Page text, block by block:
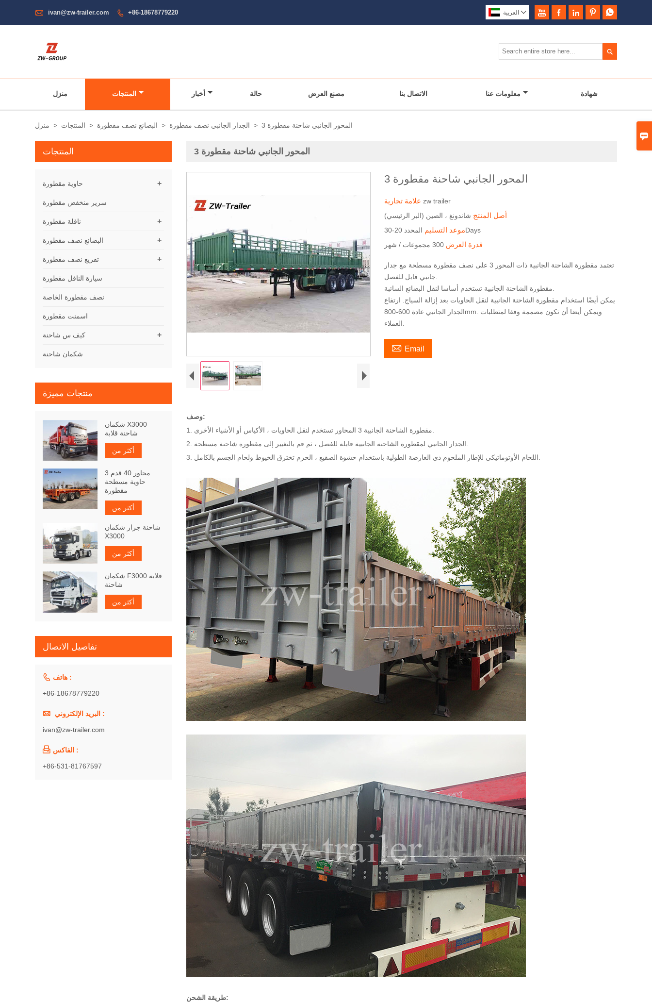

 ivan@zw-trailer.com  +86-18678779220      العربية 

منزل المنتجات أخبار حالة مصنع العرض الاتصال بنا معلومات عنا شهادة
منزل > المنتجات > البضائع نصف مقطورة > الجدار الجانبي نصف مقطورة > 3 المحور الجانبي شاحنة مقطورة
3 المحور الجانبي شاحنة مقطورة
3 المحور الجانبي شاحنة مقطورة
علامة تجاريةzw trailer
أصل المنتج شاندونغ ، الصين (البر الرئيسي)
موعد التسليمالمحدد 20-30Days
قدرة العرض 300 مجموعات / شهر
تعتمد مقطورة الشاحنة الجانبية ذات المحور 3 على نصف مقطورة مسطحة مع جدار
يمكن أيضًا استخدام مقطورة الشاحنة الجانبية لنقل الحاويات بعد إزالة السياج. ارتفاع
الجدار الجانبي عادة 600-800mm. ويمكن أيضا أن تكون مصممة وفقا لمتطلبات
 Email
وصف:
طريقة الشحن:
المنتجات
+ حاوية مقطورة
سرير منخفض مقطورة
+ ناقلة مقطورة
+ البضائع نصف مقطورة
+ تفريغ نصف مقطورة
سيارة الناقل مقطورة
نصف مقطورة الخاصة
اسمنت مقطورة
+ كيف س شاحنة
شكمان شاحنة
منتجات مميزة
شكمان X3000
شاحنة قلابة
أكثر من
3 محاور 40 قدم
حاوية مسطحة
مقطورة
أكثر من
شاحنة جرار شكمان
X3000
أكثر من
شكمان F3000 قلابة
شاحنة
أكثر من
تفاصيل الاتصال
 هاتف :
+86-18678779220
 البريد الإلكتروني :
ivan@zw-trailer.com
 الفاكس :
+86-531-81767597